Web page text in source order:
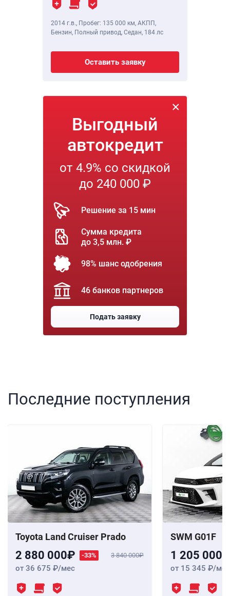
2014 г.в., Пробег: 135 000 км, АКПП,
Бензин, Полный привод, Седан, 184 лс
Оставить заявку
Выгодный
автокредит
от 4.9% со скидкой
до 240 000 ₽
Решение за 15 мин
Сумма кредита
до 3,5 млн. ₽
98% шанс одобрения
46 банков партнеров
Подать заявку
Последние поступления
Toyota Land Cruiser Prado
2 880 000 -33% 3 840 000
от 36 675 /мес
SWM G01F
1 205 000
от 15 345 /мес